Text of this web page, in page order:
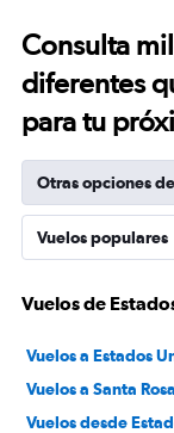
Consulta
diferentes
para tu
Otras opciones
Vuelos populares
Vuelos de
Vuelos a Estados
Vuelos a Santa Rosa
Vuelos desde